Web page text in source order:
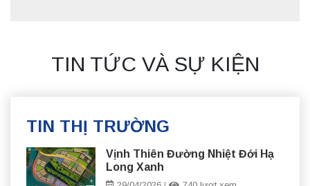
TIN TỨC VÀ SỰ KIỆN
TIN THỊ TRƯỜNG
Vịnh Thiên Đường Nhiệt Đới Hạ
Long Xanh